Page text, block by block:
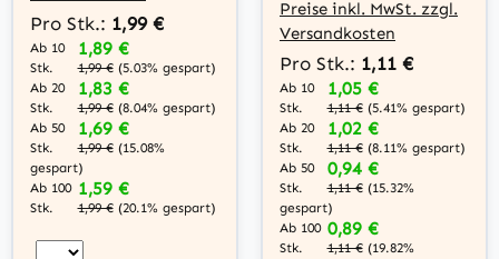
Pro Stk.: 1,99 €
Ab 10
Stk.
1,89 €
1,99 € (5.03% gespart)
Ab 20
Stk.
1,83 €
1,99 € (8.04% gespart)
Ab 50
Stk.
1,69 €
1,99 € (15.08%
gespart)
Ab 100
Stk.
1,59 €
1,99 € (20.1% gespart)
Preise inkl. MwSt. zzgl.
Versandkosten
Pro Stk.: 1,11 €
Ab 10
Stk.
1,05 €
1,11 € (5.41% gespart)
Ab 20
Stk.
1,02 €
1,11 € (8.11% gespart)
Ab 50
Stk.
0,94 €
1,11 € (15.32%
gespart)
Ab 100
Stk.
0,89 €
1,11 € (19.82%